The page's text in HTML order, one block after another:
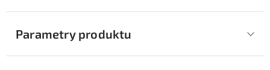
Parametry produktu